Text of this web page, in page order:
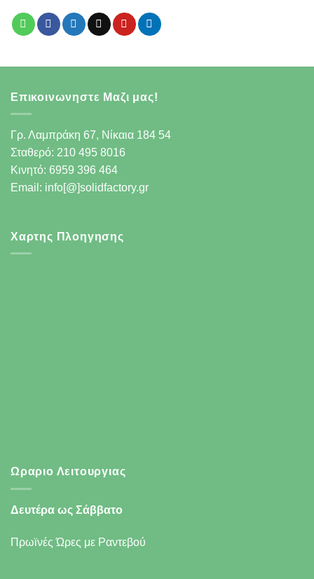
Επικοινωνηστε Μαζι μας!
Γρ. Λαμπράκη 67, Νίκαια 184 54
Σταθερό: 210 495 8016
Κινητό: 6959 396 464
Email: info[@]solidfactory.gr
Χαρτης Πλοηγησης
Ωραριο Λειτουργιας
Δευτέρα ως Σάββατο
Πρωϊνές Ώρες με Ραντεβού